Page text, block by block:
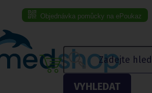
Objednávka pomůcky na ePoukaz
VYHLEDAT